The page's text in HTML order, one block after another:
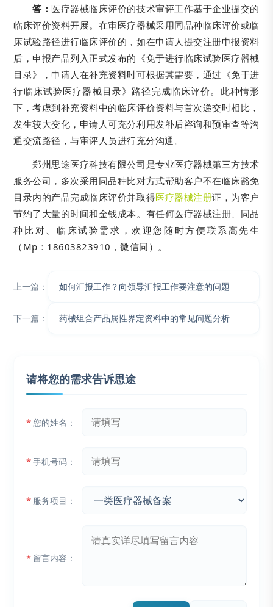
答： 医疗器械临床评价的技术审评工作基于企业提交的
临床评价资料开展。在审医疗器械采用同品种临床评价或临
床试验路径进行临床评价的，如在申请人提交注册申报资料
后，申报产品列入正式发布的《免于进行临床试验医疗器械
目录》，申请人在补充资料时可根据其需要，通过《免于进
行临床试验医疗器械目录》路径完成临床评价。此种情形
下，考虑到补充资料中的临床评价资料与首次递交时相比，
发生较大变化，申请人可充分利用发补后咨询和预审查等沟
通交流路径，与审评人员进行充分沟通。
郑州思途医疗科技有限公司是专业医疗器械第三方技术
服务公司，多次采用同品种比对方式帮助客户不在临床豁免
目录内的产品完成临床评价并取得医疗器械注册证，为客户
节约了大量的时间和金钱成本。有任何医疗器械注册、同品
种比对、临床试验需求，欢迎您随时方便联系高先生
（Mp：18603823910，微信同）。
上一篇： 如何汇报工作？向领导汇报工作要注意的问题
下一篇： 药械组合产品属性界定资料中的常见问题分析
请将您的需求告诉思途
*您的姓名：
*手机号码：
* 服务项目：
* 留言内容：